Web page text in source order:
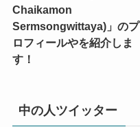
Chaikamon
Sermsongwittaya)」のプ
ロフィールやを紹介しま
す！
中の人ツイッター